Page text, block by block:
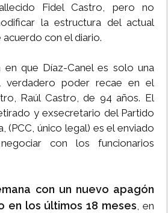
Fidel Castro, pero no
la estructura del actual
con el diario.
en que Díaz-Canel es solo una
verdadero poder recae en el
Raúl Castro, de 94 años. El
y exsecretario del Partido
(PCC, único legal) es el enviado
con los funcionarios
con un nuevo apagón
en los últimos 18 meses, en